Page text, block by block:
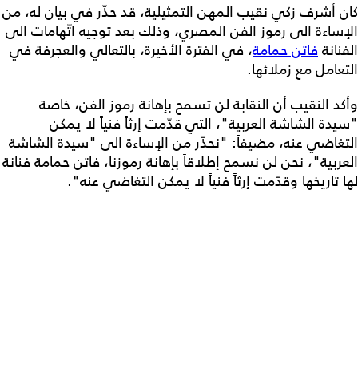
كان أشرف زكي نقيب المهن التمثيلية، قد حذّر في بيان له، من
الإساءة الى رموز الفن المصري، وذلك بعد توجيه اتّهامات الى
الفنانةفاتن حمامة، في الفترة الأخيرة، بالتعالي والعجرفة في
التعامل مع زملائها.
وأكد النقيب أن النقابة لن تسمح بإهانة رموز الفن، خاصة
"سيدة الشاشة العربية"، التي قدّمت إرثاً فنياً لا يمكن
التغاضي عنه، مضيفاً: "نحذّر من الإساءة الى "سيدة الشاشة
العربية"، نحن لن نسمح إطلاقاً بإهانة رموزنا، فاتن حمامة فنانة
لها تاريخها وقدّمت إرثاً فنياً لا يمكن التغاضي عنه".